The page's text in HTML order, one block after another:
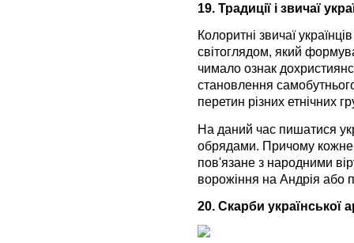
19. Традиції і звичаї
Колоритні звичаї
світоглядом, який
чимало ознак
становлення
перетин різних етнічних
На даний час пишатися
обрядами. Причому кожне
пов'язане з народними
ворожіння на Андрія або
20. Скарби української